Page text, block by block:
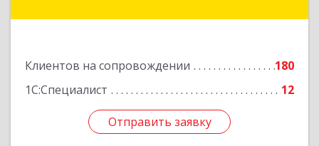
Клиентов на сопровождении
180
1С:Специалист
12
Отправить заявку
Отправить заявку